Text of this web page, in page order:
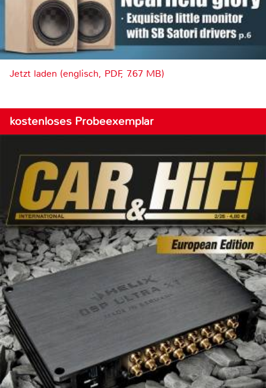
Jetzt laden (englisch, PDF, 7.67 MB)
kostenloses Probeexemplar